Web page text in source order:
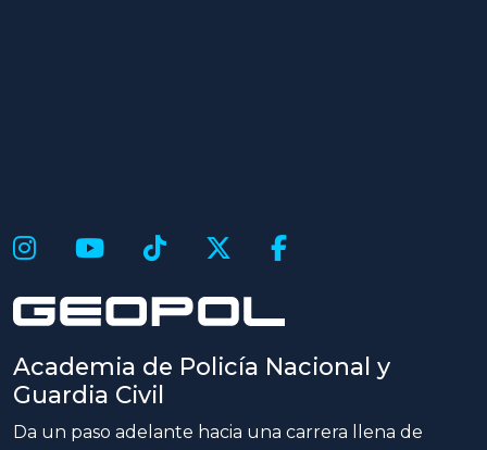
Academia de Policía Nacional y
Guardia Civil
Da un paso adelante hacia una carrera llena de